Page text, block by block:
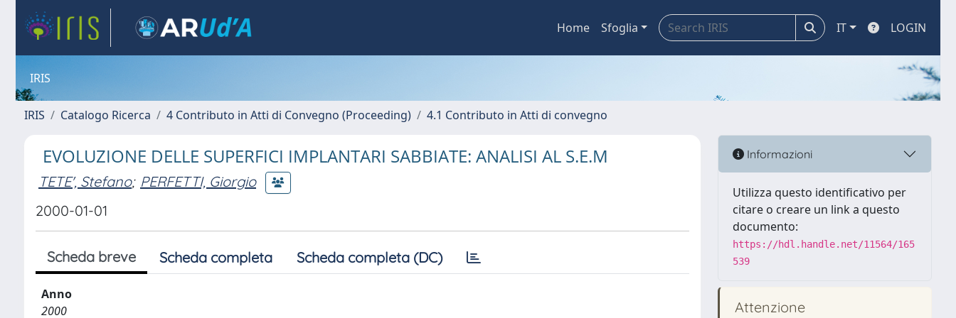
Home Sfoglia IT LOGIN
IRIS
IRIS Catalogo Ricerca 4 Contributo in Atti di Convegno (Proceeding) 4.1 Contributo in Atti di convegno
EVOLUZIONE DELLE SUPERFICI IMPLANTARI SABBIATE: ANALISI AL S.E.M
TETE', Stefano; PERFETTI, Giorgio
2000-01-01
Scheda breve Scheda completa Scheda completa (DC)
Anno
2000
Informazioni
Utilizza questo identificativo per
citare o creare un link a questo
documento:
https://hdl.handle.net/11564/165
539
Attenzione